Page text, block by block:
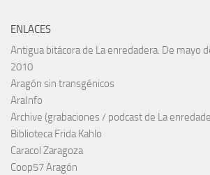
ENLACES
Antigua bitácora de La enredadera. De mayo
2010
Aragón sin transgénicos
AraInfo
Archive (grabaciones / podcast de La
Biblioteca Frida Kahlo
Caracol Zaragoza
Coop57 Aragón